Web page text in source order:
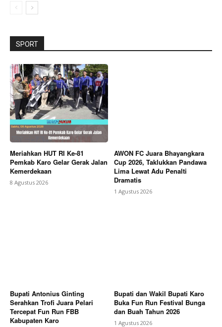
SPORT
Meriahkan HUT RI Ke-81
Pemkab Karo Gelar Gerak Jalan
Kemerdekaan
8 Agustus 2026
AWON FC Juara Bhayangkara
Cup 2026, Taklukkan Pandawa
Lima Lewat Adu Penalti
Dramatis
1 Agustus 2026
Bupati Antonius Ginting
Serahkan Trofi Juara Pelari
Tercepat Fun Run FBB
Kabupaten Karo
Bupati dan Wakil Bupati Karo
Buka Fun Run Festival Bunga
dan Buah Tahun 2026
1 Agustus 2026